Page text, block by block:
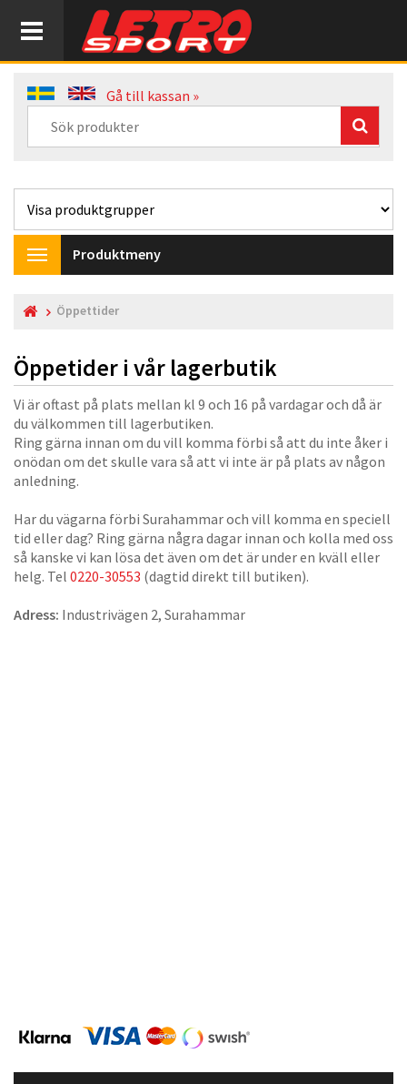
Gå till kassan »
Toggle
navigation
Produktmeny
Öppettider
Öppetider i vår lagerbutik
Vi är oftast på plats mellan kl 9 och 16 på vardagar och då är
du välkommen till lagerbutiken.
Ring gärna innan om du vill komma förbi så att du inte åker i
onödan om det skulle vara så att vi inte är på plats av någon
anledning.
Har du vägarna förbi Surahammar och vill komma en speciell
tid eller dag? Ring gärna några dagar innan och kolla med oss
så kanske vi kan lösa det även om det är under en kväll eller
helg. Tel 0220-30553 (dagtid direkt till butiken).
Adress: Industrivägen 2, Surahammar